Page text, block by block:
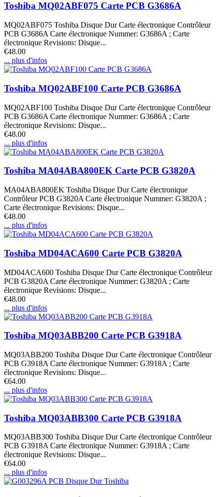
Toshiba MQ02ABF075 Carte PCB G3686A
MQ02ABF075 Toshiba Disque Dur Carte électronique Contrôleur
PCB G3686A Carte électronique Nummer: G3686A ; Carte
électronique Revisions: Disque...
€48.00
... plus d'infos
Toshiba MQ02ABF100 Carte PCB G3686A
MQ02ABF100 Toshiba Disque Dur Carte électronique Contrôleur
PCB G3686A Carte électronique Nummer: G3686A ; Carte
électronique Revisions: Disque...
€48.00
... plus d'infos
Toshiba MA04ABA800EK Carte PCB G3820A
MA04ABA800EK Toshiba Disque Dur Carte électronique
Contrôleur PCB G3820A Carte électronique Nummer: G3820A ;
Carte électronique Revisions: Disque...
€48.00
... plus d'infos
Toshiba MD04ACA600 Carte PCB G3820A
MD04ACA600 Toshiba Disque Dur Carte électronique Contrôleur
PCB G3820A Carte électronique Nummer: G3820A ; Carte
électronique Revisions: Disque...
€48.00
... plus d'infos
Toshiba MQ03ABB200 Carte PCB G3918A
MQ03ABB200 Toshiba Disque Dur Carte électronique Contrôleur
PCB G3918A Carte électronique Nummer: G3918A ; Carte
électronique Revisions: Disque...
€64.00
... plus d'infos
Toshiba MQ03ABB300 Carte PCB G3918A
MQ03ABB300 Toshiba Disque Dur Carte électronique Contrôleur
PCB G3918A Carte électronique Nummer: G3918A ; Carte
électronique Revisions: Disque...
€64.00
... plus d'infos